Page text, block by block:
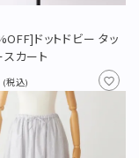
ドットドビー タッ
スカート
(税込)